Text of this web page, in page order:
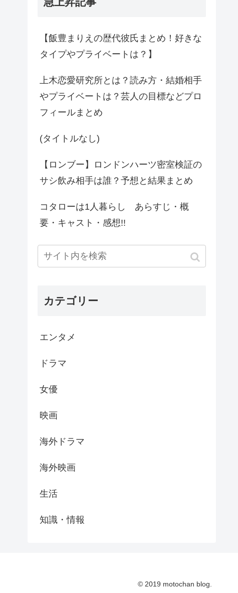
【飯豊まりえの歴代彼氏まとめ！好きな
タイプやプライベートは？】
上木恋愛研究所とは？読み方・結婚相手
やプライベートは？芸人の目標などプロ
フィールまとめ
(タイトルなし)
【ロンブー】ロンドンハーツ密室検証の
サシ飲み相手は誰？予想と結果まとめ
コタローは1人暮らし あらすじ・概
要・キャスト・感想!!
カテゴリー
エンタメ
ドラマ
女優
映画
海外ドラマ
海外映画
生活
知識・情報
© 2019 motochan blog.